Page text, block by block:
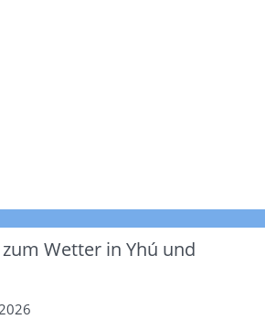
Wetter in Yhú und